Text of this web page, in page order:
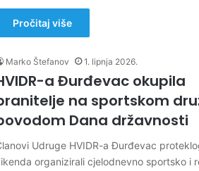
Pročitaj više
Marko Štefanov 1. lipnja 2026.
a Đurđevac okupila
na sportskom
Dana državnosti
Udruge HVIDR-a Đurđevac
organizirali cjelodnevno sportsko i